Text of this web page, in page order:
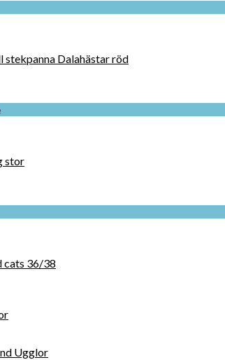
Dalahästar röd
stor
cats 36/38
Ugglor